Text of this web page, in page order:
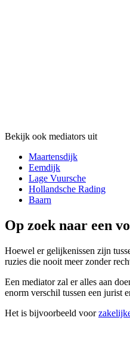
Bekijk ook mediators uit
Maartensdijk
Eemdijk
Lage Vuursche
Hollandsche Rading
Baarn
Op zoek naar een
Hoewel er gelijkenissen zijn
ruzies die nooit meer zonder
Een mediator zal er alles aan
enorm verschil tussen een jurist
Het is bijvoorbeeld voor